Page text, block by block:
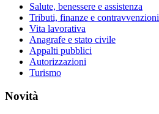
Salute, benessere e assistenza
Tributi, finanze e contravvenzioni
Vita lavorativa
Anagrafe e stato civile
Appalti pubblici
Autorizzazioni
Turismo
Novità